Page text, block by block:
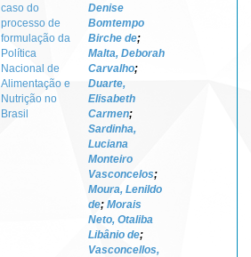
caso do
processo de
formulação da
Política
Nacional de
Alimentação e
Nutrição no
Brasil
Denise
Bomtempo
Birche de;
Malta, Deborah
Carvalho;
Duarte,
Elisabeth
Carmen;
Sardinha,
Luciana
Monteiro
Vasconcelos;
Moura, Lenildo
de; Morais
Neto, Otaliba
Libânio de;
Vasconcellos,